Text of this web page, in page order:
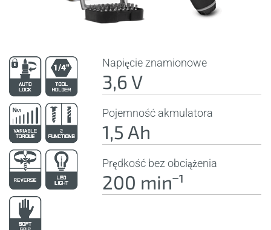
Napięcie znamionowe
3,6 V
Pojemność akmulatora
1,5 Ah
Prędkość bez obciążenia
200 minˉ¹